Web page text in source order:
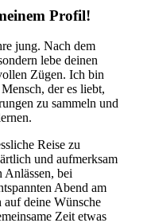
Profil!
jung. Nach dem
lebe deinen
Zügen. Ich bin
der es liebt,
zu sammeln und
Reise zu
und aufmerksam
Anlässen, bei
Abend am
deine Wünsche
Zeit etwas